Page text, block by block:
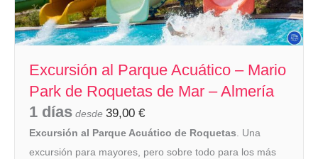
Excursión al Parque Acuático – Mario
Park de Roquetas de Mar – Almería
1 días desde 39,00 €
Excursión al Parque Acuático de Roquetas . Una
excursión para mayores, pero sobre todo para los más